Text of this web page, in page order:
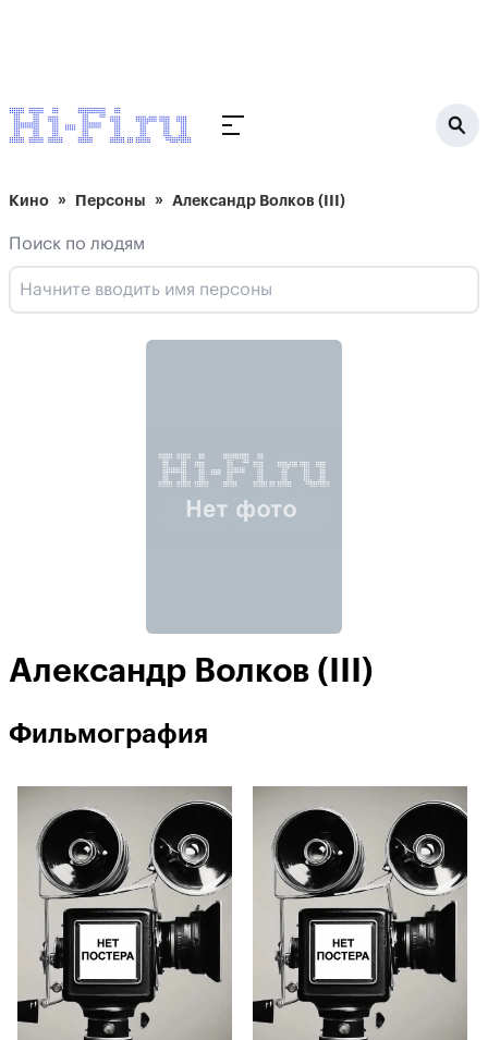
Кино Персоны Александр Волков (III)
Поиск по людям
Александр Волков (III)
Фильмография